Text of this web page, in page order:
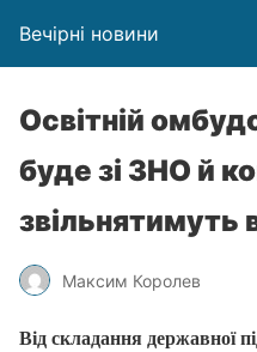
Вечірні новини
Освітній
буде зі ЗНО й
звільнятимуть
Максим Королев
Від складання державної